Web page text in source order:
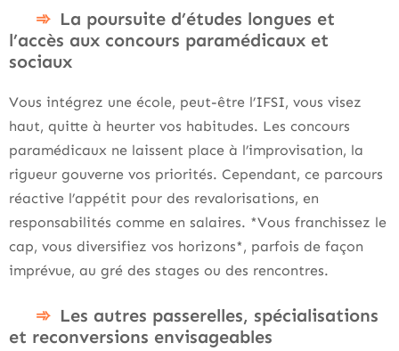
La poursuite d’études longues et
l’accès aux concours paramédicaux et
sociaux
Vous intégrez une école, peut-être l’IFSI, vous visez
haut, quitte à heurter vos habitudes. Les concours
paramédicaux ne laissent place à l’improvisation, la
rigueur gouverne vos priorités. Cependant, ce parcours
réactive l’appétit pour des revalorisations, en
responsabilités comme en salaires. *Vous franchissez le
cap, vous diversifiez vos horizons*, parfois de façon
imprévue, au gré des stages ou des rencontres.
Les autres passerelles, spécialisations
et reconversions envisageables